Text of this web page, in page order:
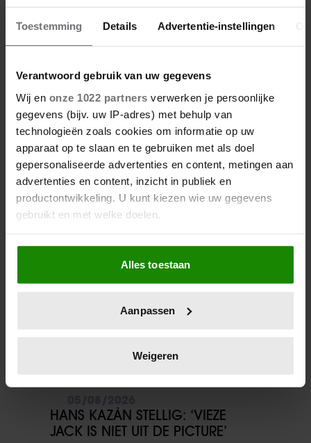
Toestemming Details Advertentie-instellingen
Verantwoord gebruik van uw gegevens
Wij en onze 1022 partners verwerken je persoonlijke
gegevens (bijv. uw IP-adres) met behulp van
technologieën zoals cookies om informatie op uw
apparaat op te slaan en te gebruiken met als doel
gepersonaliseerde advertenties en content, metingen aan
advertenties en content, inzicht in publiek en
productontwikkeling. U kunt kiezen wie uw gegevens
gebruikt en met welke doelen.
Als u het toestaat, willen we ook graag:
Informatie verzamelen over uw geografische
locatie, die tot een paar meter nauwkeurig kan zijn
scannen op specifieke eigenschappen (fingerprinting)
verwerkt en stel uw voorkeuren in het
intrekken in de Cookieverklaring.
We gebruiken cookies om content en advertenties te
personaliseren, om functies voor social media te bieden
Alles toestaan
Aanpassen
Weigeren
05/08/2026
CORRY KONINGS ZET ZICHZELF
OPZIJ: ‘VOOR MIJN GEZIN’
HANS KAZÀN STELLIG: ‘VIEZE
JACK IS NIET UIT DE PICTURE’